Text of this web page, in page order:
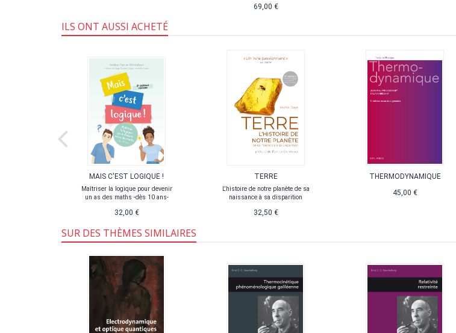
69,00 €
ILS ONT AUSSI ACHETÉ
MAIS C'EST LOGIQUE !
Maîtriser la logique pour devenir
un as des maths -dès 10 ans-
32,00 €
TERRE
L'histoire de notre planète de sa
naissance à sa disparition
32,50 €
THERMODYNAMIQUE
45,00 €
SUR DES THÈMES SIMILAIRES